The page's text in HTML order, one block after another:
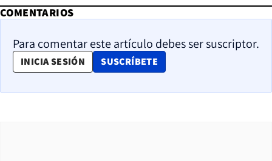
COMENTARIOS
Para comentar este artículo debes ser suscriptor.
INICIA SESIÓN SUSCRÍBETE
OPENS IN NEW WINDOW